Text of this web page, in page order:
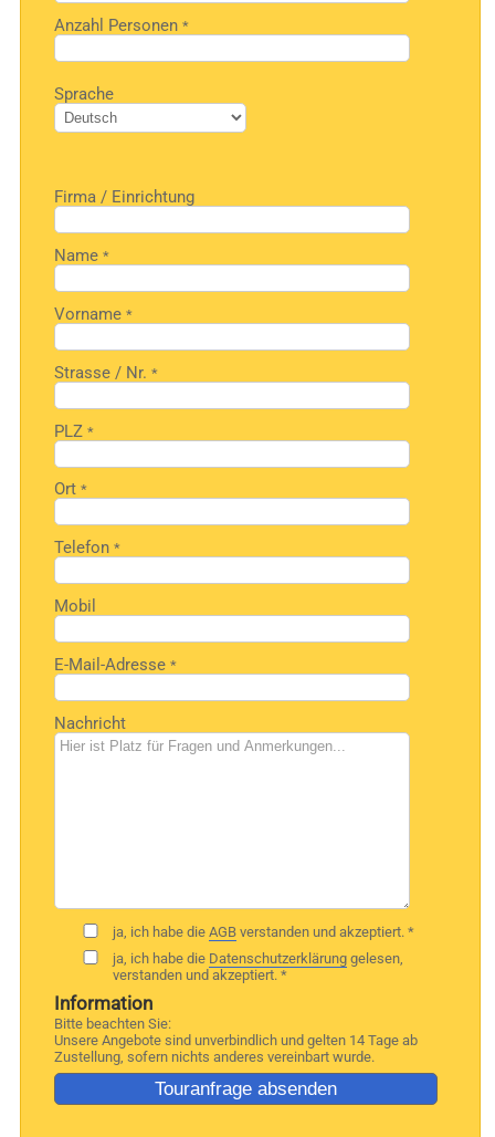
Anzahl Personen*
Bitte
lasse
dieses
Feld
Sprache
Firma / Einrichtung
Name*
Vorname*
Strasse / Nr.*
PLZ*
Ort*
Telefon*
Mobil
E-Mail-Adresse*
Nachricht
ja, ich habe dieAGB verstanden und akzeptiert. *
ja, ich habe die Datenschutzerklärung gelesen,
verstanden und akzeptiert. *
Information
Bitte beachten Sie:
Unsere Angebote sind unverbindlich und gelten 14 Tage ab
Zustellung, sofern nichts anderes vereinbart wurde.